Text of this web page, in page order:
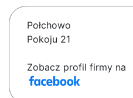
Połchowo
Pokoju 21
Zobacz profil firmy na